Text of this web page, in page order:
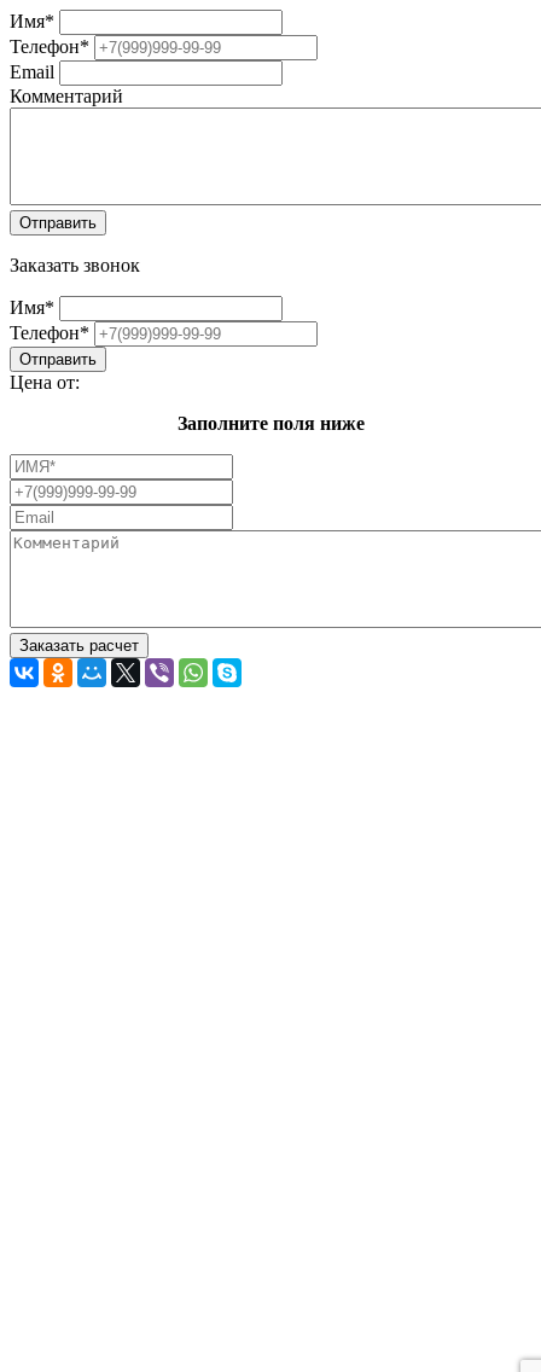
Имя*
Телефон*
Email
Комментарий
Заказать звонок
Имя*
Телефон*
Цена от:
Заполните поля ниже